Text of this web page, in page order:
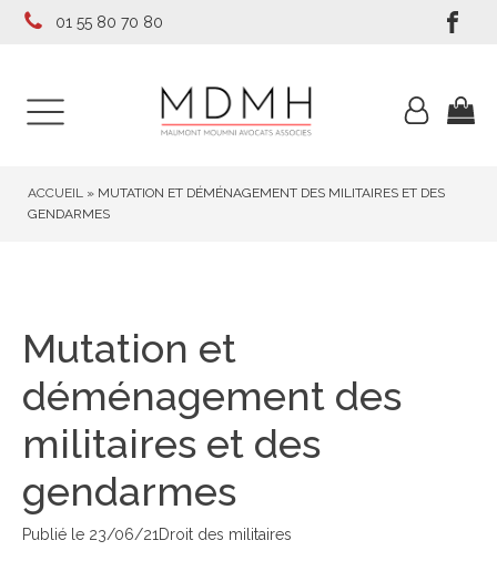
01 55 80 70 80
ACCUEIL » MUTATION ET DÉMÉNAGEMENT DES MILITAIRES ET DES
GENDARMES
Mutation et
déménagement des
militaires et des
gendarmes
Publié le 23/06/21 Droit des militaires